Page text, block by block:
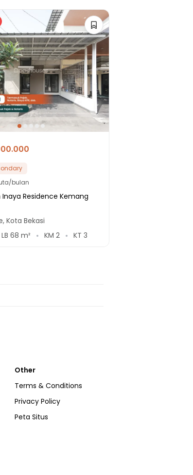
bulan
Residence Kemang
Kota Bekasi
LB68 m² KM2 KT3
Other
Terms & Conditions
Privacy Policy
Peta Situs